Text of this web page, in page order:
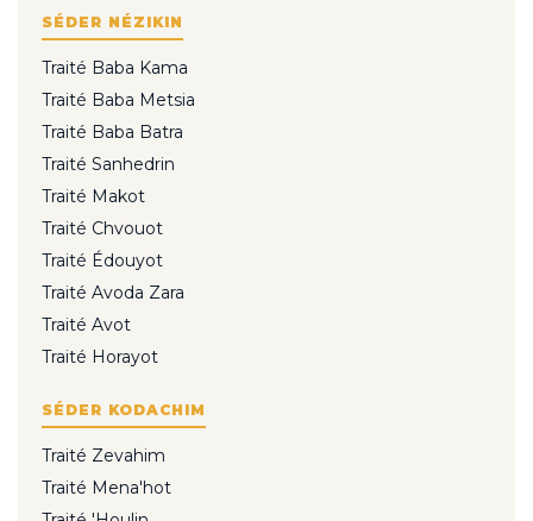
SÉDER NÉZIKIN
Traité Baba Kama
Traité Baba Metsia
Traité Baba Batra
Traité Sanhedrin
Traité Makot
Traité Chvouot
Traité Édouyot
Traité Avoda Zara
Traité Avot
Traité Horayot
SÉDER KODACHIM
Traité Zevahim
Traité Mena'hot